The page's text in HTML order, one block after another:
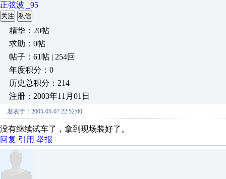
正弦波 _95
关注 私信
精华：20帖
求助：0帖
帖子：61帖 | 254回
年度积分：0
历史总积分：214
注册：2003年11月01日
发表于：2005-05-07 22:52:00
没有继续试车了，拿到现场装好了。
回复 引用 举报